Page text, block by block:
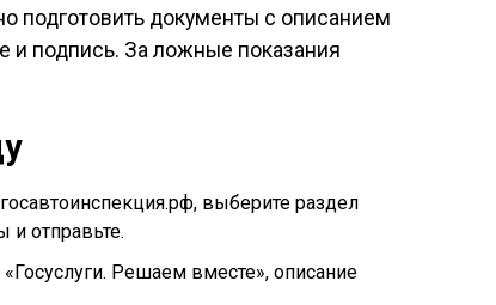
подготовить документы с описанием
и подпись. За ложные показания
выберите раздел
отправьте.
Решаем вместе», описание